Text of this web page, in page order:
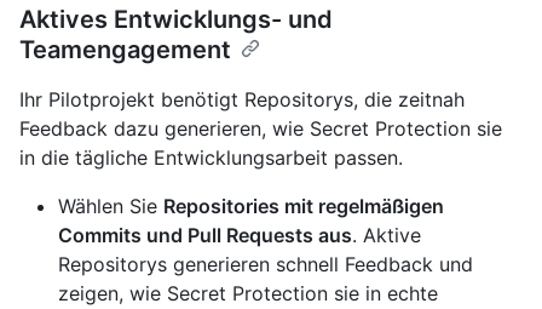
Aktives Entwicklungs- und
Teamengagement
Ihr Pilotprojekt benötigt Repositorys, die zeitnah
Feedback dazu generieren, wie Secret Protection sie
in die tägliche Entwicklungsarbeit passen.
Wählen Sie Repositories mit regelmäßigen
Commits und Pull Requests aus. Aktive
Repositorys generieren schnell Feedback und
zeigen, wie Secret Protection sie in echte